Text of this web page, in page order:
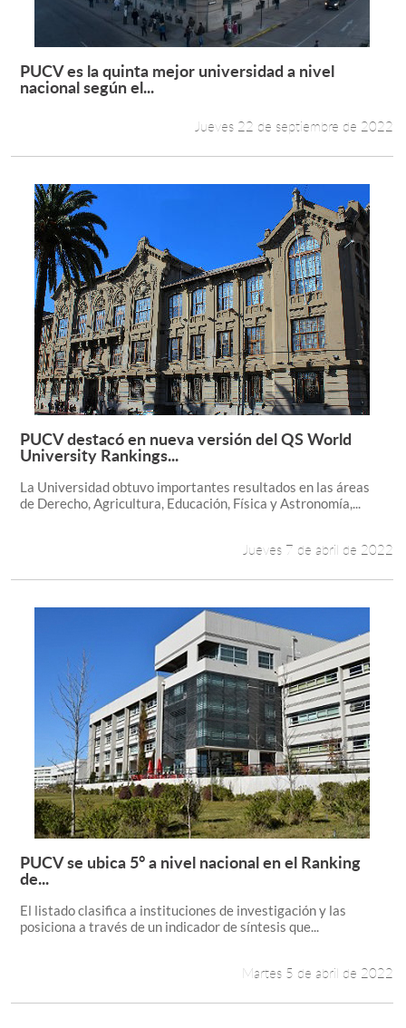
Leer más +
PUCV es la quinta mejor universidad a nivel
nacional según el...
Jueves 22 de septiembre de 2022
Leer más +
PUCV destacó en nueva versión del QS World
University Rankings...
La Universidad obtuvo importantes resultados en las áreas
de Derecho, Agricultura, Educación, Física y Astronomía,...
Jueves 7 de abril de 2022
Leer más +
PUCV se ubica 5° a nivel nacional en el Ranking
de...
El listado clasifica a instituciones de investigación y las
posiciona a través de un indicador de síntesis que...
Martes 5 de abril de 2022